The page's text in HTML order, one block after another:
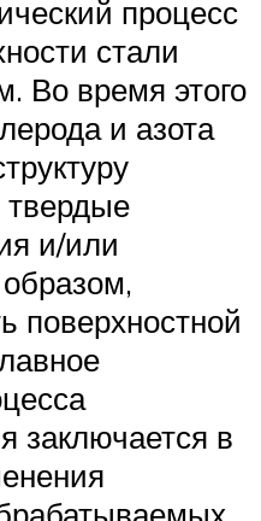
процесс
стали
Во время этого
и азота
твердые
и/или
поверхностной
заключается в